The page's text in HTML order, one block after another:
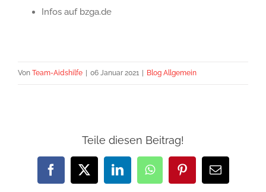
Infos auf bzga.de
Von Team-Aidshilfe | 06 Januar 2021 | Blog Allgemein
Teile diesen Beitrag!
Facebook
X LinkedInWhatsAppPinterest
E-
Mail